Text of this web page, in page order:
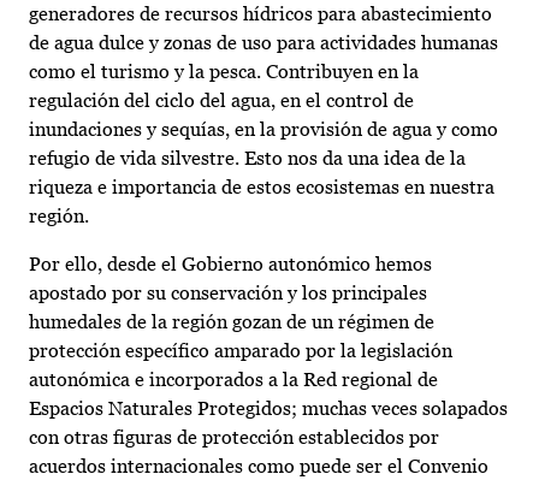
generadores de recursos hídricos para abastecimiento
de agua dulce y zonas de uso para actividades humanas
como el turismo y la pesca. Contribuyen en la
regulación del ciclo del agua, en el control de
inundaciones y sequías, en la provisión de agua y como
refugio de vida silvestre. Esto nos da una idea de la
riqueza e importancia de estos ecosistemas en nuestra
región.
Por ello, desde el Gobierno autonómico hemos
apostado por su conservación y los principales
humedales de la región gozan de un régimen de
protección específico amparado por la legislación
autonómica e incorporados a la Red regional de
Espacios Naturales Protegidos; muchas veces solapados
con otras figuras de protección establecidos por
acuerdos internacionales como puede ser el Convenio